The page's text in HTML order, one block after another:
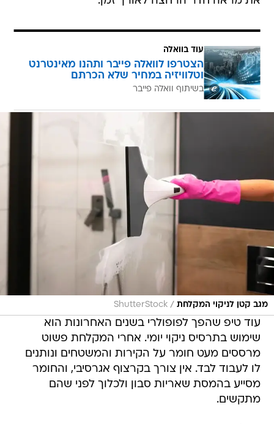
עוד בוואלה
הצטרפו לוואלה פייבר ותהנו מאינטרנט
וטלוויזיה במחיר שלא הכרתם
בשיתוף וואלה פייבר
מגב קטן לניקוי המקלחת /
ShutterStock
עוד טיפ שהפך לפופולרי בשנים האחרונות הוא
שימוש בתרסיס ניקוי יומי. אחרי המקלחת פשוט
מרססים מעט חומר על הקירות והמשטחים ונותנים
לו לעבוד לבד. אין צורך בקרצוף אגרסיבי, והחומר
מסייע בהמסת שאריות סבון ולכלוך לפני שהם
מתקשים.